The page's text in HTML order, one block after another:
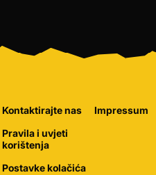
Kontaktirajte nas
Pravila i uvjeti
korištenja
Postavke kolačića
Impressum